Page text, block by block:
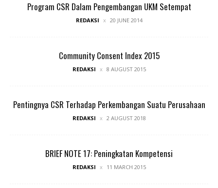
Program CSR Dalam Pengembangan UKM Setempat
REDAKSI 20 JUNE 2014
Community Consent Index 2015
REDAKSI 8 AUGUST 2015
Pentingnya CSR Terhadap Perkembangan Suatu Perusahaan
REDAKSI 2 AUGUST 2018
BRIEF NOTE 17: Peningkatan Kompetensi
REDAKSI 11 MARCH 2015